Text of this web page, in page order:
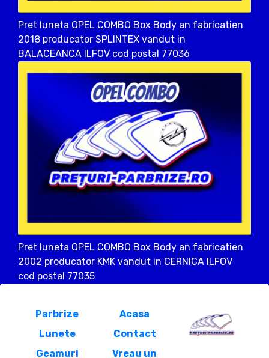
Pret luneta OPEL COMBO Box Body an fabricatien
2018 producator SPLINTEX vandut in
BALACEANCA ILFOV cod postal 77036
Pret luneta OPEL COMBO Box Body an fabricatien
2002 producator KMK vandut in CERNICA ILFOV
cod postal 77035
Parbrize
Lunete
Geamuri
Acasa
Contact
Vreau un